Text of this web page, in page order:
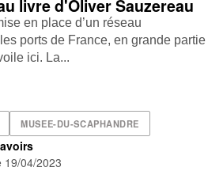
livre d'Oliver Sauzereau
en place d’un réseau
ports de France, en grande partie
ici. La...
MUSEE-DU-SCAPHANDRE
19/04/2023